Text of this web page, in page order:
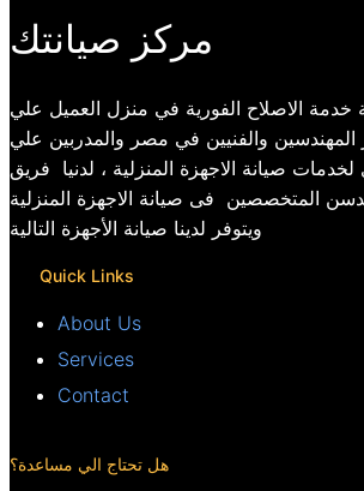
مركز صيانتك
خدمة الاصلاح الفورية في منزل العميل علي
المهندسين والفنيين في مصر والمدربين علي
صيانة الاجهزة المنزلية ، لدنيا فريق
المتخصصين فى صيانة الاجهزة المنزلية
ويتوفر لدينا صيانة الأجهزة التالية
Quick Links
About Us
Services
Contact
هل تحتاج الي مساعدة؟